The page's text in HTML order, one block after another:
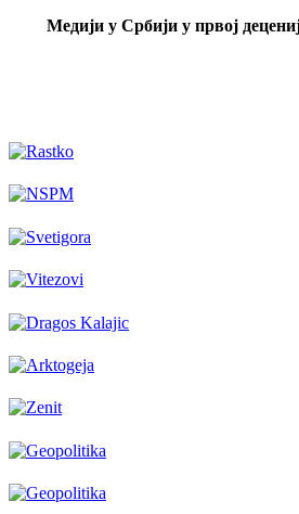
Mедији у Србији у првој